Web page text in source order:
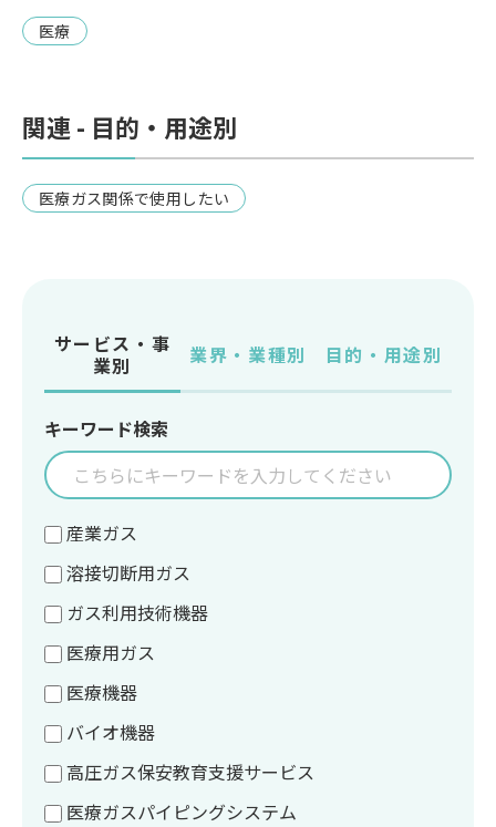
医療
関連 - 目的・用途別
医療ガス関係で使用したい
サービス・事
業別
業界・業種別 目的・用途別
キーワード検索
産業ガス
溶接切断用ガス
ガス利用技術機器
医療用ガス
医療機器
バイオ機器
高圧ガス保安教育支援サービス
医療ガスパイピングシステム